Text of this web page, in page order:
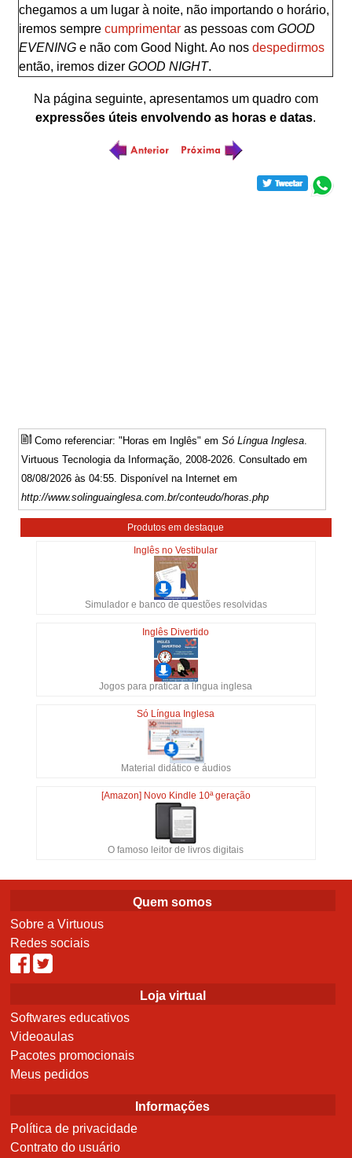
chegamos a um lugar à noite, não importando o horário,
iremos semprecumprimentar as pessoas comGOOD
EVENING e não com Good Night. Ao nosdespedirmos
então, iremos dizerGOOD NIGHT.
Na página seguinte, apresentamos um quadro com
expressões úteis envolvendo as horas e datas.
Como referenciar: "Horas em Inglês" emSó Língua Inglesa.
Virtuous Tecnologia da Informação, 2008-2026. Consultado em
08/08/2026 às 04:55. Disponível na Internet em
http://www.solinguainglesa.com.br/conteudo/horas.php
Produtos em destaque
Inglês no Vestibular
Simulador e banco de questões resolvidas
Inglês Divertido
Jogos para praticar a língua inglesa
Só Língua Inglesa
Material didático e áudios
[Amazon] Novo Kindle 10ª geração
O famoso leitor de livros digitais
Quem somos
Sobre a Virtuous
Redes sociais
Loja virtual
Softwares educativos
Videoaulas
Pacotes promocionais
Meus pedidos
Informações
Política de privacidade
Contrato do usuário